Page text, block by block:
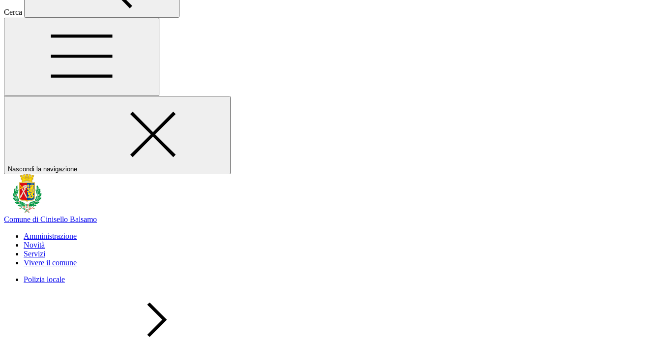
Cerca
Nascondi la navigazione
Comune di Cinisello Balsamo
Amministrazione
Novità
Servizi
Vivere il comune
Polizia locale